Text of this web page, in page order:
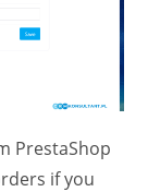
PrestaShop
if you